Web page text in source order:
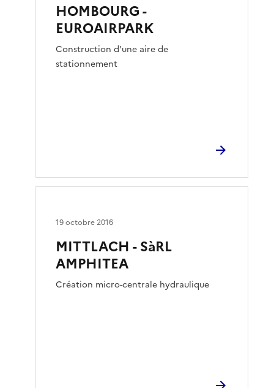
HOMBOURG -
EUROAIRPARK
Construction d'une aire de
stationnement
MITTLACH - SàRL
AMPHITEA
Création micro-centrale hydraulique
19 octobre 2016